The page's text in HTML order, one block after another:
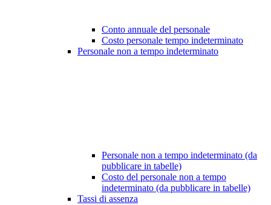
Conto annuale del personale
Costo personale tempo indeterminato
Personale non a tempo indeterminato
Personale non a tempo indeterminato (da
pubblicare in tabelle)
Costo del personale non a tempo
indeterminato (da pubblicare in tabelle)
Tassi di assenza